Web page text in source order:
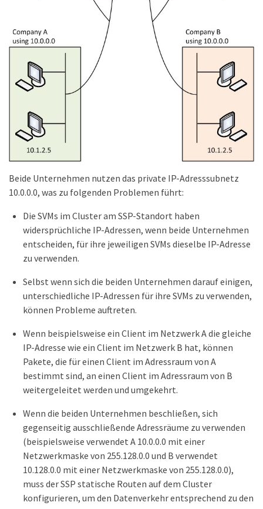
Beide Unternehmen nutzen das private IP-Adresssubnetz
10.0.0.0, was zu folgenden Problemen führt:
Die SVMs im Cluster am SSP-Standort haben
widersprüchliche IP-Adressen, wenn beide Unternehmen
entscheiden, für ihre jeweiligen SVMs dieselbe IP-Adresse
zu verwenden.
Selbst wenn sich die beiden Unternehmen darauf einigen,
unterschiedliche IP-Adressen für ihre SVMs zu verwenden,
können Probleme auftreten.
Wenn beispielsweise ein Client im Netzwerk A die gleiche
IP-Adresse wie ein Client im Netzwerk B hat, können
Pakete, die für einen Client im Adressraum von A
bestimmt sind, an einen Client im Adressraum von B
weitergeleitet werden und umgekehrt.
Wenn die beiden Unternehmen beschließen, sich
gegenseitig ausschließende Adressräume zu verwenden
(beispielsweise verwendet A 10.0.0.0 mit einer
Netzwerkmaske von 255.128.0.0 und B verwendet
10.128.0.0 mit einer Netzwerkmaske von 255.128.0.0),
muss der SSP statische Routen auf dem Cluster
konfigurieren, um den Datenverkehr entsprechend zu den